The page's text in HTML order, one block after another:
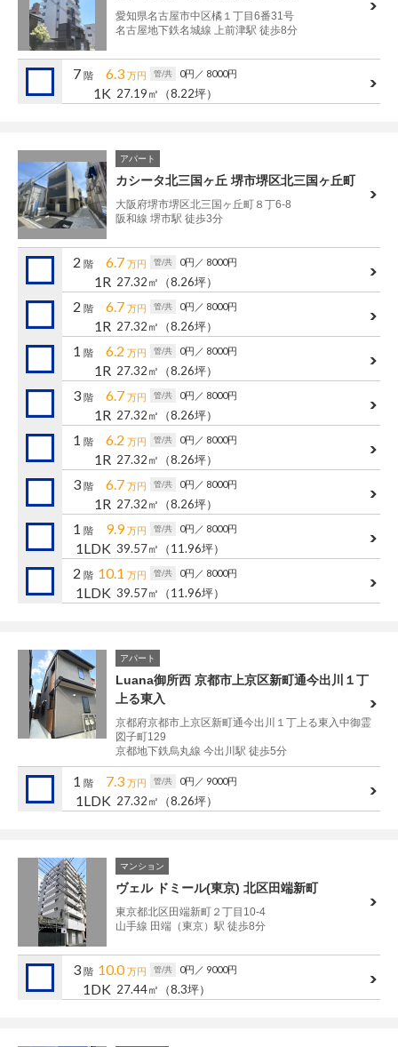
愛知県名古屋市中区橘１丁目6番31号
名古屋地下鉄名城線 上前津駅 徒歩8分
7 階 6.3 万円 管/共 0円 ／ 8000円
1K 27.19㎡ （8.22坪）
アパート
カシータ北三国ヶ丘 堺市堺区北三国ヶ丘町
大阪府堺市堺区北三国ヶ丘町８丁6-8
阪和線 堺市駅 徒歩3分
2 階 6.7 万円 管/共 0円 ／ 8000円
1R 27.32㎡ （8.26坪）
2 階 6.7 万円 管/共 0円 ／ 8000円
1R 27.32㎡ （8.26坪）
1 階 6.2 万円 管/共 0円 ／ 8000円
1R 27.32㎡ （8.26坪）
3 階 6.7 万円 管/共 0円 ／ 8000円
1R 27.32㎡ （8.26坪）
1 階 6.2 万円 管/共 0円 ／ 8000円
1R 27.32㎡ （8.26坪）
3 階 6.7 万円 管/共 0円 ／ 8000円
1R 27.32㎡ （8.26坪）
1 階 9.9万円 管/共 0円 ／ 8000円
1LDK 39.57㎡ （11.96坪）
2 階 10.1 万円 管/共 0円 ／ 8000円
1LDK 39.57㎡ （11.96坪）
アパート
Luana御所西 京都市上京区新町通今出川１丁
上る東入
京都府京都市上京区新町通今出川１丁上る東入中御霊
図子町129
京都地下鉄烏丸線 今出川駅 徒歩5分
1 階 7.3 万円 管/共 0円 ／ 9000円
1LDK 27.32㎡ （8.26坪）
マンション
ヴェル ドミール(東京) 北区田端新町
東京都北区田端新町２丁目10-4
山手線 田端（東京）駅 徒歩8分
3 階 10.0万円 管/共 0円 ／ 9000円
1DK 27.44㎡ （8.3坪）